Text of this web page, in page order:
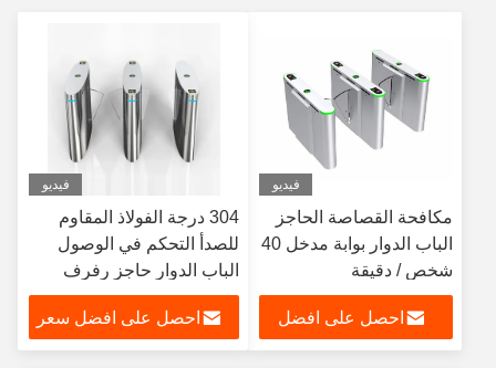
فيديو
مكافحة القصاصة الحاجز
الباب الدوار بوابة مدخل 40
شخص / دقيقة
احصل على افضل
فيديو
304 درجة الفولاذ المقاوم
للصدأ التحكم في الوصول
الباب الدوار حاجز رفرف
AC220V 50HZ
احصل على افضل سعر